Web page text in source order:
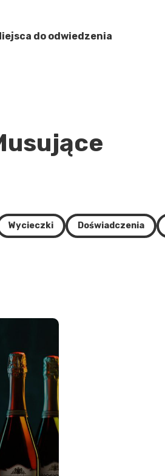
do odwiedzenia
Wycieczki Doświadczenia